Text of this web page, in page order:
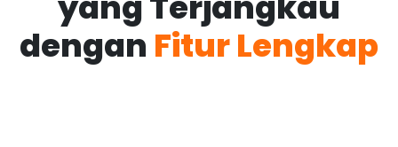
dengan Fitur Lengkap